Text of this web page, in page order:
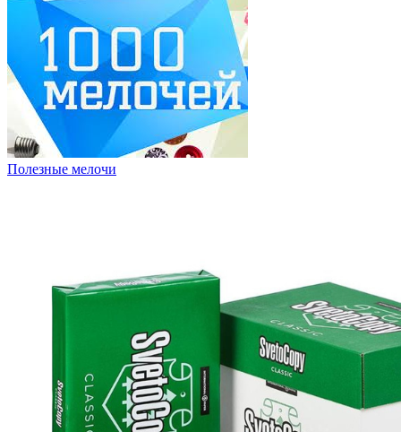
Полезные мелочи